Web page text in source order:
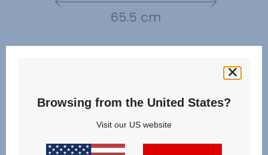
Browsing from the United States?
Visit our US website